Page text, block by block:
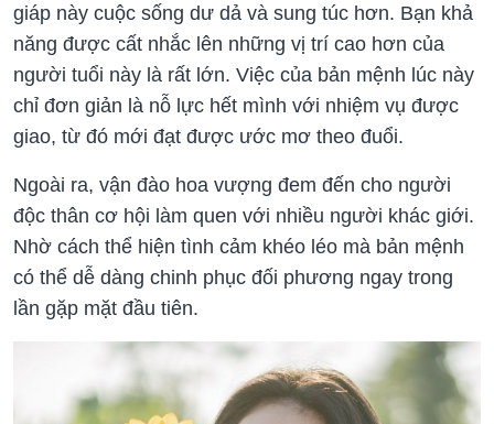
giáp này cuộc sống dư dả và sung túc hơn. Bạn khả
năng được cất nhắc lên những vị trí cao hơn của
người tuổi này là rất lớn. Việc của bản mệnh lúc này
chỉ đơn giản là nỗ lực hết mình với nhiệm vụ được
giao, từ đó mới đạt được ước mơ theo đuổi.
Ngoài ra, vận đào hoa vượng đem đến cho người
độc thân cơ hội làm quen với nhiều người khác giới.
Nhờ cách thể hiện tình cảm khéo léo mà bản mệnh
có thể dễ dàng chinh phục đối phương ngay trong
lần gặp mặt đầu tiên.